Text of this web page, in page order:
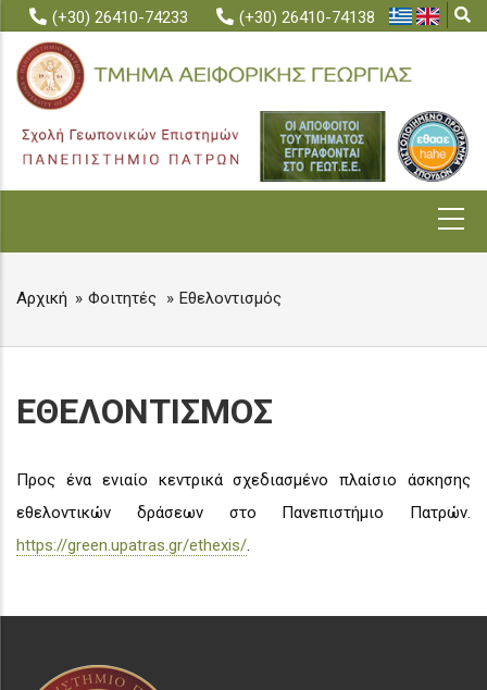
main
content
(+30) 26410-74233 (+30) 26410-74138
BREADCRUMB
Αρχική Φοιτητές Εθελοντισμός
ΕΘΕΛΟΝΤΙΣΜΟΣ
Προς ένα ενιαίο κεντρικά σχεδιασμένο πλαίσιο άσκησης
εθελοντικών δράσεων στο Πανεπιστήμιο Πατρών.
https://green.upatras.gr/ethexis/